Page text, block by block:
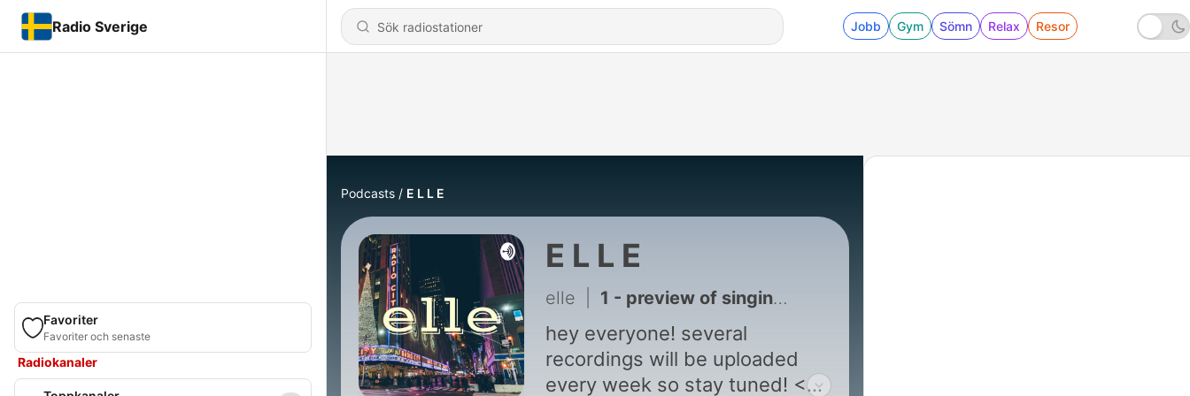
Radio Sverige Jobb Gym Sömn Relax Resor
Favoriter
Favoriter och senaste
Radiokanaler
Podcasts E L L E
E L L E
elle 1 - preview of singing! ♡
hey everyone! several
recordings will be uploaded
every week so stay tuned! <3